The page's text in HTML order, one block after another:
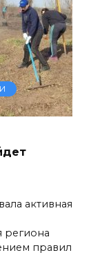
активная
региона
правил